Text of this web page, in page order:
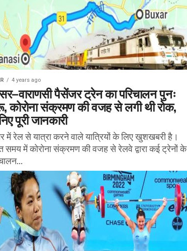
4 years ago
पैसेंजर ट्रेन का परिचालन पुनः
कोरोना संक्रमण की वजह से लगी थी रोक,
पूरी जानकारी
में रेल से यात्रा करने वाले यात्रियों के लिए खुशखबरी है।
समय में कोरोना संक्रमण की वजह से रेलवे द्वारा कई ट्रेनों के